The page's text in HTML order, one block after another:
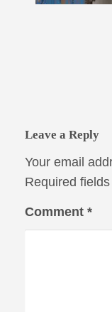
Leave a Reply
Your email
Required
Comment *